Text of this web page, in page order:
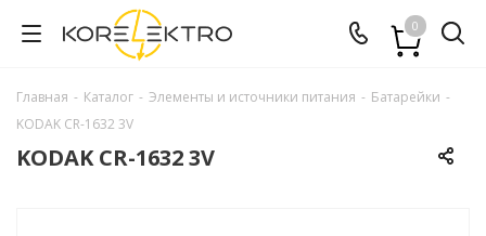
0
Главная - Каталог - Элементы и источники питания - Батарейки -
KODAK CR-1632 3V
KODAK CR-1632 3V